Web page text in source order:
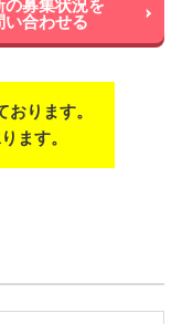
の募集状況を
い合わせる
ります。
ます。